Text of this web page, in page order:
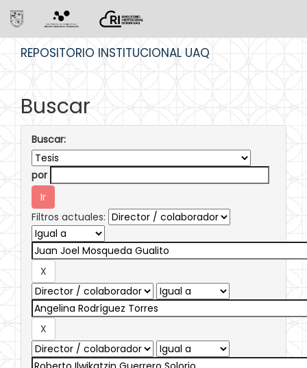
REPOSITORIO INSTITUCIONAL UAQ
Buscar
Buscar:
por
Filtros actuales: